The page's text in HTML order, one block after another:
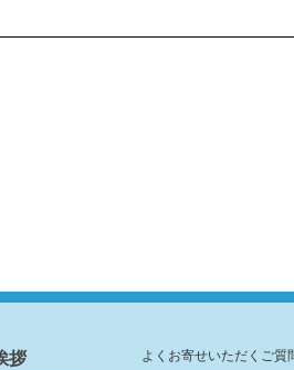
拶
よくお寄せいただくご質